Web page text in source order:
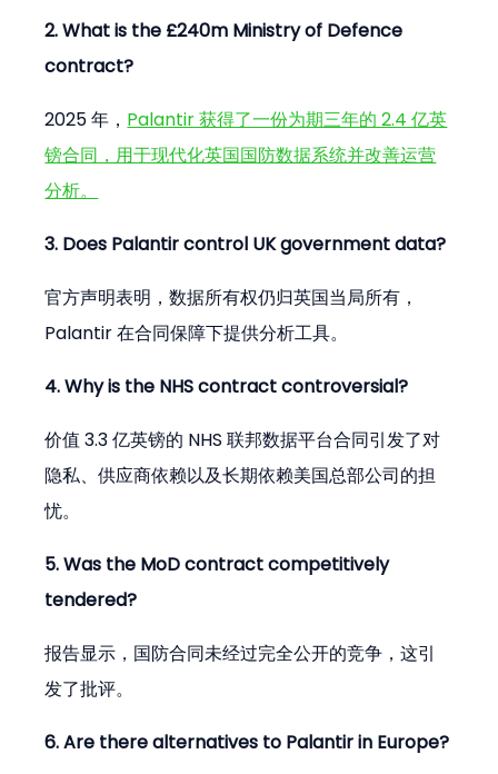
2. What is the £240m Ministry of Defence
contract?
2025 年， Palantir 获得了一份为期三年的 2.4 亿英
镑合同，用于现代化英国国防数据系统并改善运营
分析。
3. Does Palantir control UK government data?
官方声明表明，数据所有权仍归英国当局所有，
Palantir 在合同保障下提供分析工具。
4. Why is the NHS contract controversial?
价值 3.3 亿英镑的 NHS 联邦数据平台合同引发了对
隐私、供应商依赖以及长期依赖美国总部公司的担
忧。
5. Was the MoD contract competitively
tendered?
报告显示，国防合同未经过完全公开的竞争，这引
发了批评。
6. Are there alternatives to Palantir in Europe?